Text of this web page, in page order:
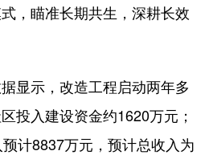
瞄准长期共生，深耕长效
示，改造工程启动两年多
投入建设资金约1620万元；
计8837万元，预计总收入为